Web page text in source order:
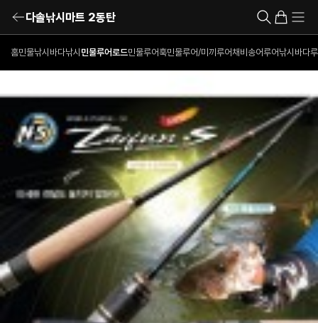
다솔낚시마트 2동탄
홈민물낚시 바다낚시 민물루어로드민물루어훅민물루어/미끼 루어채비 송어루어낚시 바다